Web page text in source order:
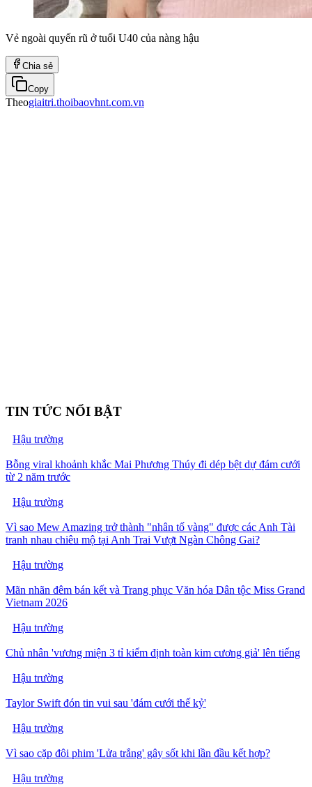
Vẻ ngoài quyến rũ ở tuổi U40 của nàng hậu
Chia sẻ
Copy
Theogiaitri.thoibaovhnt.com.vn
TIN TỨC NỔI BẬT
Hậu trường
Bỗng viral khoảnh khắc Mai Phương Thúy đi dép bệt dự đám cưới
từ 2 năm trước
Hậu trường
Vì sao Mew Amazing trở thành "nhân tố vàng" được các Anh Tài
tranh nhau chiêu mộ tại Anh Trai Vượt Ngàn Chông Gai?
Hậu trường
Mãn nhãn đêm bán kết và Trang phục Văn hóa Dân tộc Miss Grand
Vietnam 2026
Hậu trường
Chủ nhân 'vương miện 3 tỉ kiểm định toàn kim cương giả' lên tiếng
Hậu trường
Taylor Swift đón tin vui sau 'đám cưới thế kỷ'
Hậu trường
Vì sao cặp đôi phim 'Lửa trắng' gây sốt khi lần đầu kết hợp?
Hậu trường